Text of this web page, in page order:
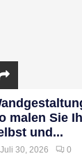
malen Sie
und...
Juli 30, 2026 0